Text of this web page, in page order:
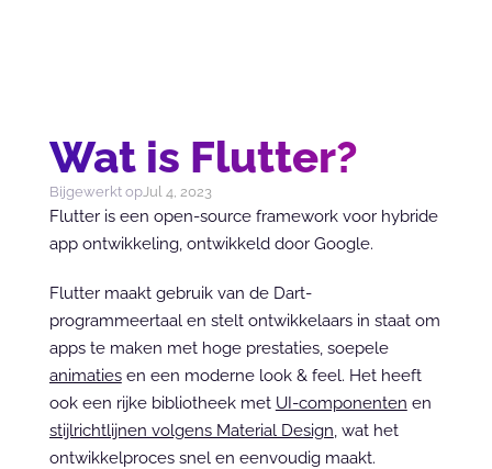
Wat is Flutter?
Bijgewerkt opJul 4, 2023
Flutter is een open-source framework voor hybride
app ontwikkeling, ontwikkeld door Google.
Flutter maakt gebruik van de Dart-
programmeertaal en stelt ontwikkelaars in staat om
apps te maken met hoge prestaties, soepele
animaties en een moderne look & feel. Het heeft
ook een rijke bibliotheek met UI-componenten
stijlrichtlijnen volgens Material Design, wat het
ontwikkelproces snel en eenvoudig maakt.